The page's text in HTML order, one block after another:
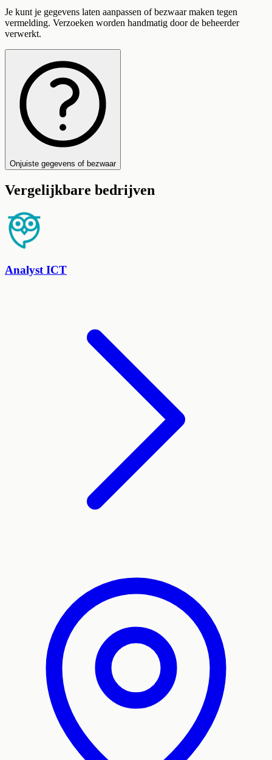
Je kunt je gegevens laten aanpassen of bezwaar maken tegen
vermelding. Verzoeken worden handmatig door de beheerder
verwerkt.
Onjuiste gegevens of bezwaar
Vergelijkbare bedrijven
Analyst ICT